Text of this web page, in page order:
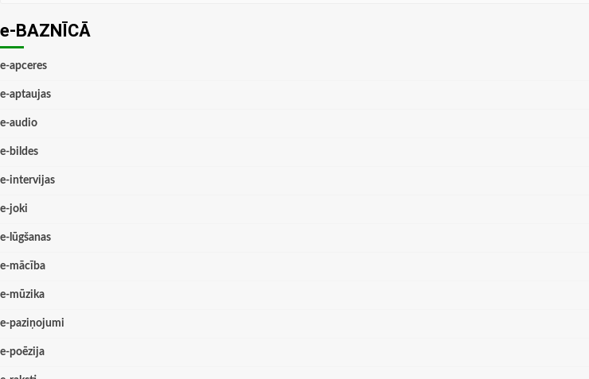
e-BAZNĪCĀ
e-apceres
e-aptaujas
e-audio
e-bildes
e-intervijas
e-joki
e-lūgšanas
e-mācība
e-mūzika
e-paziņojumi
e-poēzija